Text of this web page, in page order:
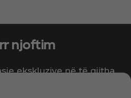
njoftim
ekskluzive në të gjitha